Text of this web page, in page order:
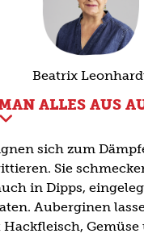
Beatrix
ALLES AUS
sich zum
Sie
in Dipps,
Auberginen
Gemüse